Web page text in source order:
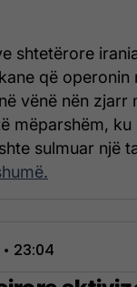
shtetërore
që operonin
vënë nën zjarr
mëparshëm, ku
sulmuar një
23:04